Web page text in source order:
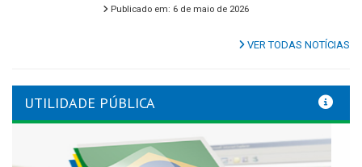
Publicado em: 6 de maio de 2026
VER TODAS NOTÍCIAS
UTILIDADE PÚBLICA